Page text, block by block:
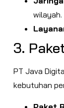
wilayah.
3.
PT Java
kebutuhan